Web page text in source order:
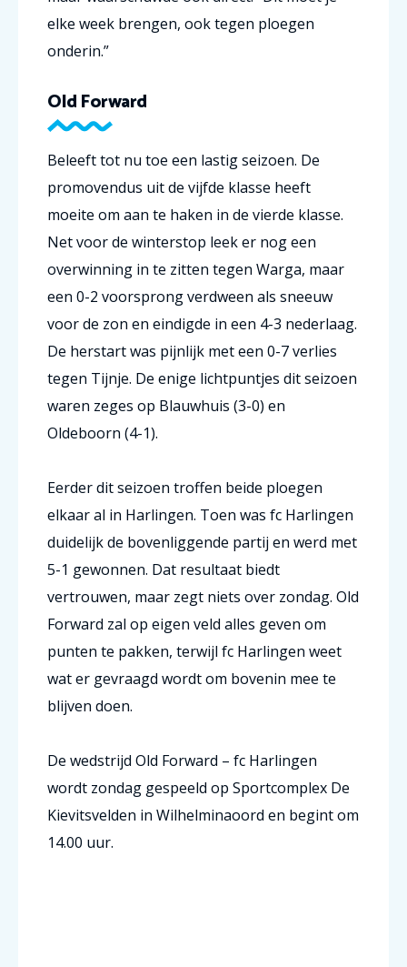
elke week brengen, ook tegen ploegen
onderin.”
Old Forward
Beleeft tot nu toe een lastig seizoen. De
promovendus uit de vijfde klasse heeft
moeite om aan te haken in de vierde klasse.
Net voor de winterstop leek er nog een
overwinning in te zitten tegen Warga, maar
een 0-2 voorsprong verdween als sneeuw
voor de zon en eindigde in een 4-3 nederlaag.
De herstart was pijnlijk met een 0-7 verlies
tegen Tijnje. De enige lichtpuntjes dit seizoen
waren zeges op Blauwhuis (3-0) en
Oldeboorn (4-1).
Eerder dit seizoen troffen beide ploegen
elkaar al in Harlingen. Toen was fc Harlingen
duidelijk de bovenliggende partij en werd met
5-1 gewonnen. Dat resultaat biedt
vertrouwen, maar zegt niets over zondag. Old
Forward zal op eigen veld alles geven om
punten te pakken, terwijl fc Harlingen weet
wat er gevraagd wordt om bovenin mee te
blijven doen.
De wedstrijd Old Forward – fc Harlingen
wordt zondag gespeeld op Sportcomplex De
Kievitsvelden in Wilhelminaoord en begint om
14.00 uur.